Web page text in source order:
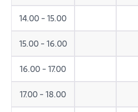
14.00 - 15.00
15.00 - 16.00
16.00 - 17.00
17.00 - 18.00